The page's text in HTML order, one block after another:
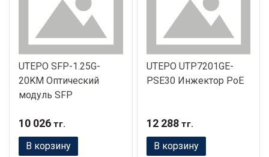
UTEPO SFP-1.25G-
20KM Оптический
модуль SFP
10 026 тг.
В корзину
UTEPO UTP7201GE-
PSE30 Инжектор PoE
12 288тг.
В корзину